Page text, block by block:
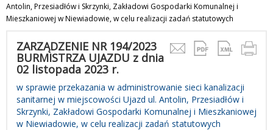
Antolin, Przesiadłów i Skrzynki, Zakładowi Gospodarki Komunalnej i
Mieszkaniowej w Niewiadowie, w celu realizacji zadań statutowych
ZARZĄDZENIE NR 194/2023
BURMISTRZA UJAZDU z dnia
02 listopada 2023 r.
w sprawie przekazania w administrowanie sieci kanalizacji
sanitarnej w miejscowości Ujazd ul. Antolin, Przesiadłów i
Skrzynki, Zakładowi Gospodarki Komunalnej i Mieszkaniowej
w Niewiadowie, w celu realizacji zadań statutowych